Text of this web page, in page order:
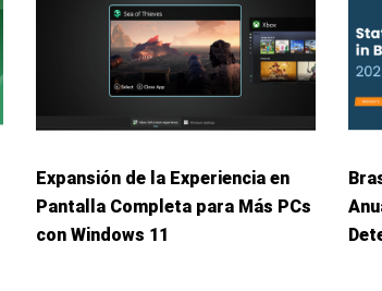
Expansión de la Experiencia en
Pantalla Completa para Más PCs
con Windows 11